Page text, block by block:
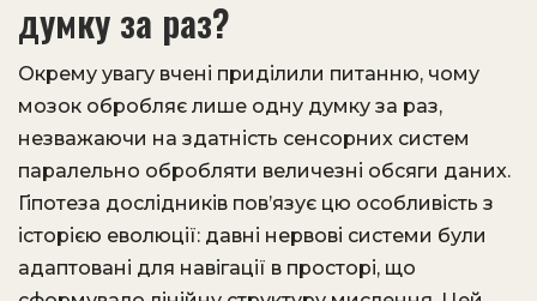
думку за раз?
Окрему увагу вчені приділили питанню, чому
мозок обробляє лише одну думку за раз,
незважаючи на здатність сенсорних систем
паралельно обробляти величезні обсяги даних.
Гіпотеза дослідників пов’язує цю особливість з
історією еволюції: давні нервові системи були
адаптовані для навігації в просторі, що